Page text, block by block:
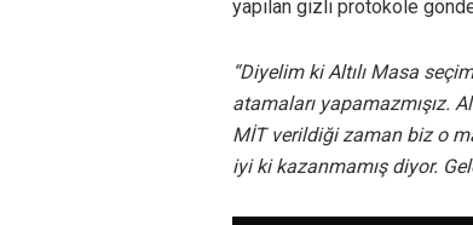
yapılan gizli protokole
“Diyelim ki Altılı Masa
atamaları yapamazmışız.
MİT verildiği zaman biz o
iyi ki kazanmamış diyor.